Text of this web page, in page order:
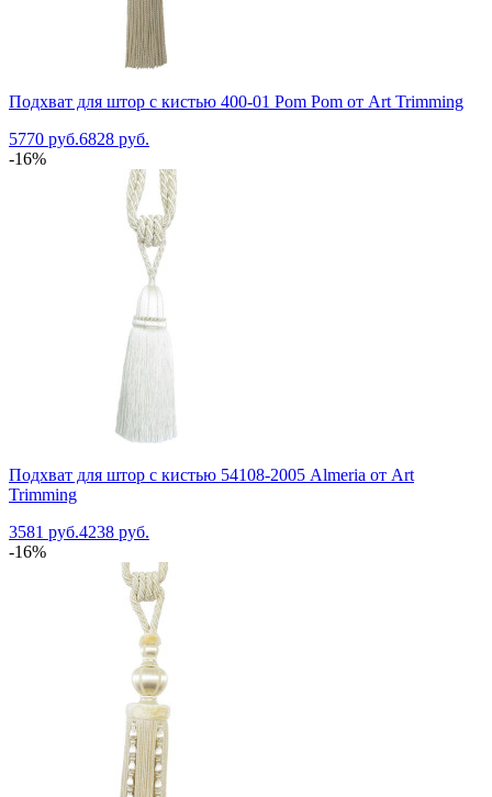
Подхват для штор с кистью 400-01 Pom Pom от Art Trimming
5770 руб.6828 руб.
-16%
Подхват для штор с кистью 54108-2005 Almeria от Art
Trimming
3581 руб.4238 руб.
-16%